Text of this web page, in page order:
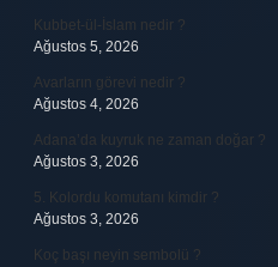
Kubbet-ül-İslam nedir ?
Ağustos 5, 2026
Avarların görevi nedir ?
Ağustos 4, 2026
Adana’da kuyruk ne zaman doğar ?
Ağustos 3, 2026
5. Kolordu komutanı kimdir ?
Ağustos 3, 2026
Koç başı neyin sembolü ?